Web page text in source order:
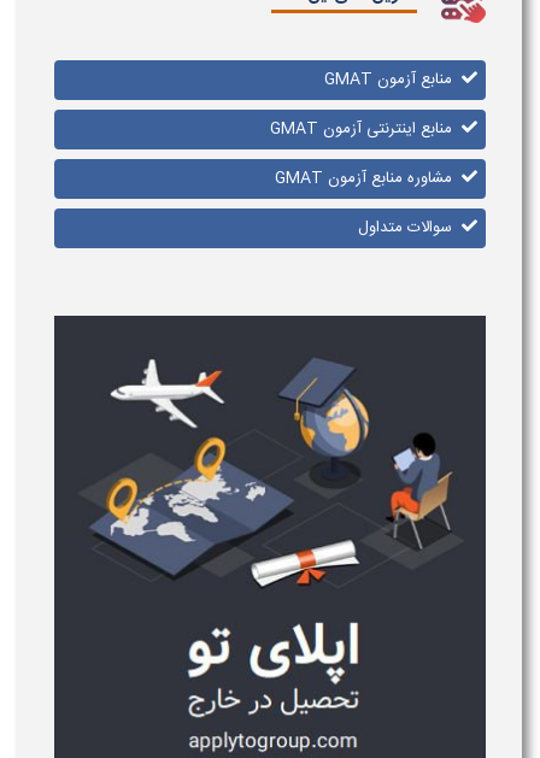
منابع آزمون GMAT
منابع اینترنتی آزمون GMAT
مشاوره منابع آزمون GMAT
سوالات متداول